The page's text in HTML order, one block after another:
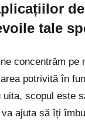
tale
concentrăm pe
potrivită în
scopul este
ajuta să îți